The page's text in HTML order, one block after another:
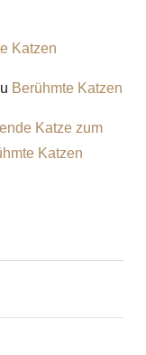
Katzen
Berühmte Katzen
Katze zum
Katzen